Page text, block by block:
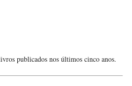
publicados nos últimos cinco anos.